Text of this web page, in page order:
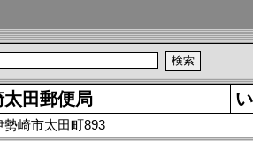
太田郵便局
勢崎市太田町893